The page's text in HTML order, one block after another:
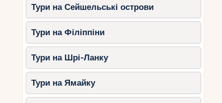
Тури на Сейшельські острови
Тури на Філіппіни
Тури на Шрі-Ланку
Тури на Ямайку